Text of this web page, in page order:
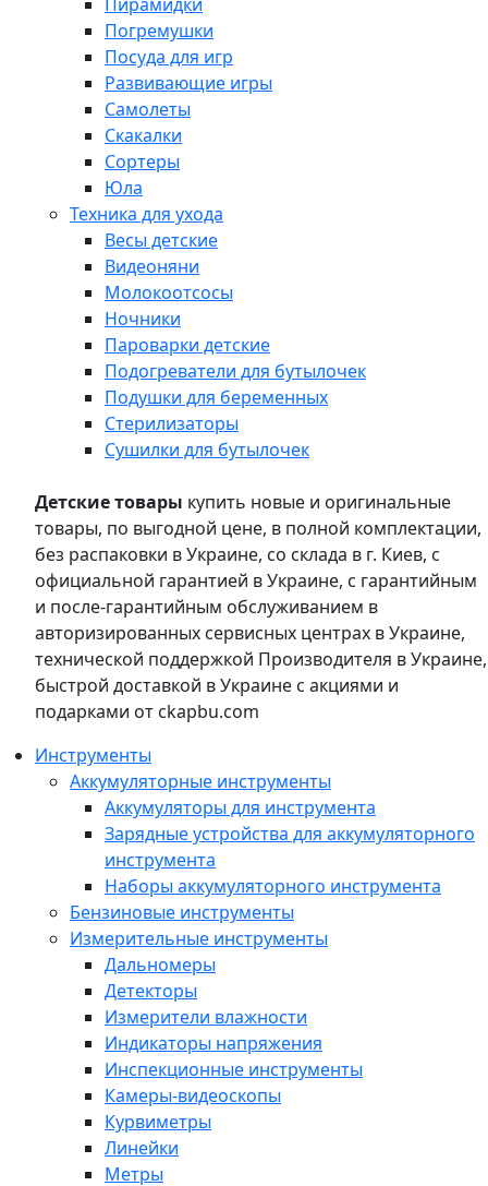
Погремушки
Посуда для игр
Развивающие игры
Самолеты
Скакалки
Сортеры
Юла
Техника для ухода
Весы детские
Видеоняни
Молокоотсосы
Ночники
Пароварки детские
Подогреватели для бутылочек
Подушки для беременных
Стерилизаторы
Сушилки для бутылочек
Детские товары купить новые и оригинальные
товары, по выгодной цене, в полной комплектации,
без распаковки в Украине, со склада в г. Киев, с
официальной гарантией в Украине, с гарантийным
и после-гарантийным обслуживанием в
авторизированных сервисных центрах в Украине,
технической поддержкой Производителя в Украине,
быстрой доставкой в Украине с акциями и
подарками от ckapbu.com
Инструменты
Аккумуляторные инструменты
Аккумуляторы для инструмента
Зарядные устройства для аккумуляторного
инструмента
Наборы аккумуляторного инструмента
Бензиновые инструменты
Измерительные инструменты
Дальномеры
Детекторы
Измерители влажности
Индикаторы напряжения
Инспекционные инструменты
Камеры-видеоскопы
Курвиметры
Линейки
Метры